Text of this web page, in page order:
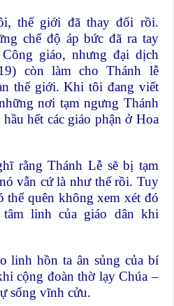
thế giới đã thay đổi rồi.
chế độ áp bức đã ra tay
giáo, nhưng đại dịch
còn làm cho Thánh lễ
thế giới. Khi tôi đang viết
nơi tạm ngưng Thánh
hết các giáo phận ở Hoa
rằng Thánh Lễ sẽ bị tạm
vẫn cứ là như thế rồi. Tuy
thể quên không xem xét đó
linh của giáo dân khi
linh hồn ta ân sủng của bí
cộng đoàn thờ lạy Chúa –
sống vĩnh cửu.